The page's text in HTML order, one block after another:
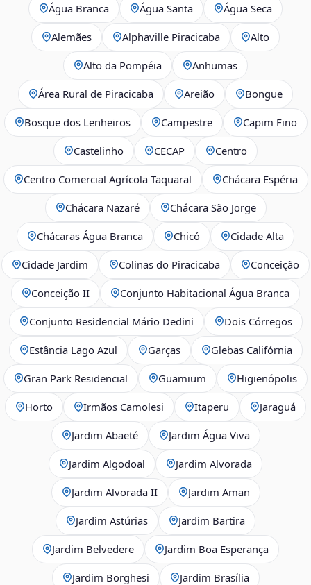
Água Branca Água Santa Água Seca
Alemães Alphaville Piracicaba Alto
Alto da Pompéia Anhumas
Área Rural de Piracicaba Areião Bongue
Bosque dos Lenheiros Campestre Capim Fino
Castelinho CECAP Centro
Centro Comercial Agrícola Taquaral Chácara Espéria
Chácara Nazaré Chácara São Jorge
Chácaras Água Branca Chicó Cidade Alta
Cidade Jardim Colinas do Piracicaba Conceição
Conceição II Conjunto Habitacional Água Branca
Conjunto Residencial Mário Dedini Dois Córregos
Estância Lago Azul Garças Glebas Califórnia
Gran Park Residencial Guamium Higienópolis
Horto Irmãos Camolesi Itaperu Jaraguá
Jardim Abaeté Jardim Água Viva
Jardim Algodoal Jardim Alvorada
Jardim Alvorada II Jardim Aman
Jardim Astúrias Jardim Bartira
Jardim Belvedere Jardim Boa Esperança
Jardim Borghesi Jardim Brasília